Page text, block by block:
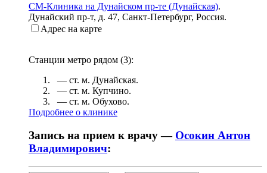
СМ-Клиника на Дунайском пр-те (Дунайская).
Дунайский пр-т, д. 47, Санкт-Петербург, Россия.
Адрес на карте
Станции метро рядом (3):
— ст. м. Дунайская.
— ст. м. Купчино.
— ст. м. Обухово.
Подробнее о клинике
Запись на прием к врачу — Осокин Антон
Владимирович: